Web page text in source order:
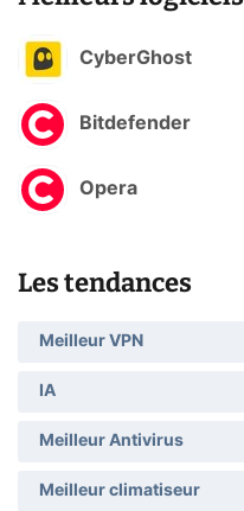
CyberGhost
Bitdefender
Opera
Les tendances
Meilleur VPN
IA
Meilleur Antivirus
Meilleur climatiseur